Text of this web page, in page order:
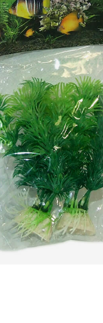
de viață. Ele sunt
îngrijire și întreținere
Citeste mai mult
,Acvaristică,Plante